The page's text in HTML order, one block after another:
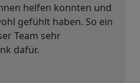
helfen konnten und
gefühlt haben. So ein
Team sehr
dafür.